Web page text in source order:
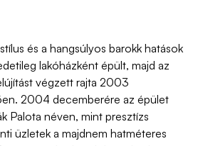
és a hangsúlyos barokk hatások
lakóházként épült, majd az
végzett rajta 2003
2004 decemberére az épület
Palota néven, mint presztízs
üzletek a majdnem hatméteres